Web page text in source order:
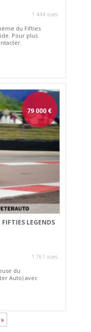
1 444 vues
du Fifties
Pour plus
79 000 €
LEGENDS
1 761 vues
du
Auto) avec
»